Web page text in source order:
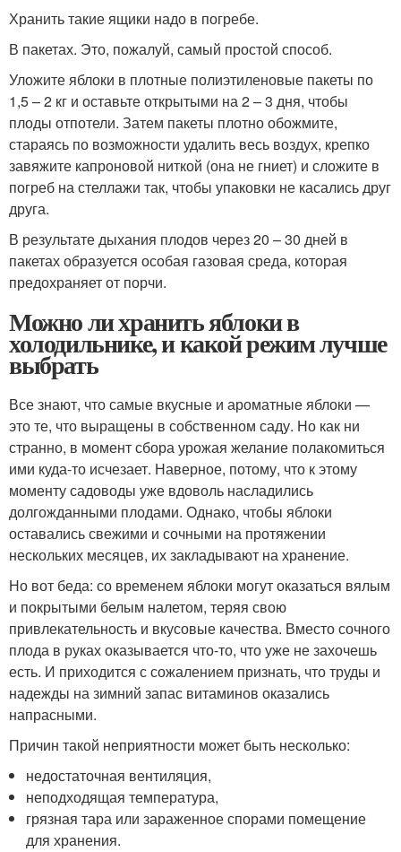
Хранить такие ящики надо в погребе.
В пакетах. Это, пожалуй, самый простой способ.
Уложите яблоки в плотные полиэтиленовые пакеты по
1,5 – 2 кг и оставьте открытыми на 2 – 3 дня, чтобы
плоды отпотели. Затем пакеты плотно обожмите,
стараясь по возможности удалить весь воздух, крепко
завяжите капроновой ниткой (она не гниет) и сложите в
погреб на стеллажи так, чтобы упаковки не касались друг
друга.
В результате дыхания плодов через 20 – 30 дней в
пакетах образуется особая газовая среда, которая
предохраняет от порчи.
Можно ли хранить яблоки в
холодильнике, и какой режим лучше
выбрать
Все знают, что самые вкусные и ароматные яблоки —
это те, что выращены в собственном саду. Но как ни
странно, в момент сбора урожая желание полакомиться
ими куда-то исчезает. Наверное, потому, что к этому
моменту садоводы уже вдоволь насладились
долгожданными плодами. Однако, чтобы яблоки
оставались свежими и сочными на протяжении
нескольких месяцев, их закладывают на хранение.
Но вот беда: со временем яблоки могут оказаться вялым
и покрытыми белым налетом, теряя свою
привлекательность и вкусовые качества. Вместо сочного
плода в руках оказывается что-то, что уже не захочешь
есть. И приходится с сожалением признать, что труды и
надежды на зимний запас витаминов оказались
напрасными.
Причин такой неприятности может быть несколько:
недостаточная вентиляция,
неподходящая температура,
грязная тара или зараженное спорами помещение
для хранения.